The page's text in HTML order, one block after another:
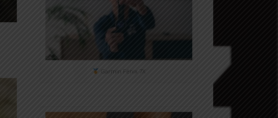
Garmin Fénix 7X